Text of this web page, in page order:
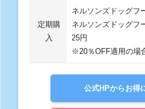
定期購
入
ネルソンズドッグフ
ネルソンズドッグフ
25円
※20％OFF適用の場
公式HPからお得